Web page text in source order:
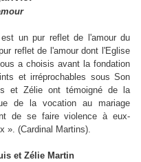
un pur reflet de l'amour du
reflet de l'amour dont l'Eglise
a choisis avant la fondation
et irréprochables sous Son
et Zélie ont témoigné de la
de la vocation au mariage
de se faire violence à eux-
». (Cardinal Martins).
et Zélie Martin